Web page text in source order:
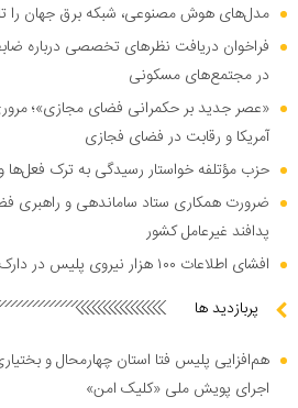
مدل‌های هوش مصنوعی، شبکه برق جهان را تا
فراخوان دریافت نظر‌های تخصصی درباره
در مجتمع‌های مسکونی
«عصر جدید بر حکمرانی فضای مجازی»؛
آمریکا و رقابت در فضای فجازی
حزب مؤتلفه خواستار رسیدگی به ترک فعل‌ها
ضرورت همکاری ستاد ساماندهی و راهبری
پدافند غیرعامل کشور
افشای اطلاعات ۱۰۰ هزار نیروی پلیس در دارک وب
پربازدید ها
هم‌افزایی پلیس فتا استان چهارمحال و
اجرای پویش ملی «کلیک امن»